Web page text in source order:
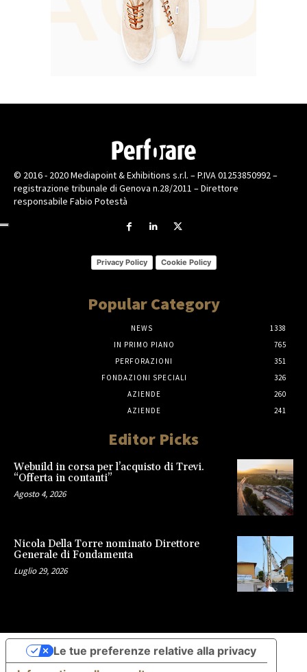
© 2016 - 2020 Mediapoint & Exhibitions s.r.l. – P.IVA 01253850992 –
registrazione tribunale di Genova n.28/2011 – Direttore
responsabile Fabio Potestà
Privacy Policy Cookie Policy
Popular Category
NEWS
1338
IN PRIMO PIANO
765
PERFORAZIONI
351
FONDAZIONI SPECIALI
326
AZIENDE
260
AZIENDE
241
Editor Picks
Webuild in corsa per l’acquisto di Trevi.
“Offerta in contanti”
Agosto 4, 2026
Nicola Della Torre nominato Direttore
Generale di Fondamenta
Luglio 29, 2026
Le tue preferenze relative alla privacy